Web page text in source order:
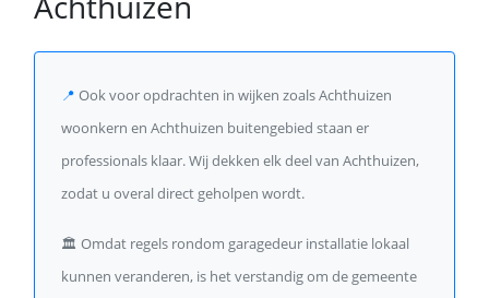
📍 Ook voor opdrachten in wijken zoals Achthuizen
woonkern en Achthuizen buitengebied staan er
professionals klaar. Wij dekken elk deel van Achthuizen,
zodat u overal direct geholpen wordt.
🏛️ Omdat regels rondom garagedeur installatie lokaal
kunnen veranderen, is het verstandig om de gemeente